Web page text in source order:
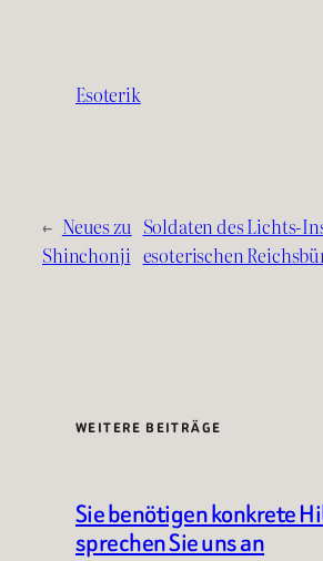
Esoterik
← Neues zu
Shinchonji
Soldaten des Lichts-
esoterischen
WEITERE BEITRÄGE
Sie benötigen konkrete
sprechen Sie uns an